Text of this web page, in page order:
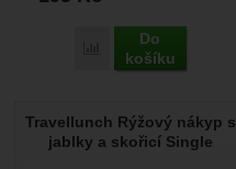
Porovnat
Do
košíku
Travellunch Rýžový nákyp s
jablky a skořicí Single